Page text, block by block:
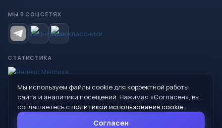
МЫ В СОЦСЕТЯХ
СТАТИСТИКА
© 2026 Управление образования Администрации МО
Сухой Лог
624800, Свердловская область, г. Сухой Лог, ул. Кирова, дом 7
Мы используем файлы cookie для корректной работы
сайта и аналитики посещений. Нажимая «Согласен», вы
соглашаетесь с политикой использования cookie.
Согласен